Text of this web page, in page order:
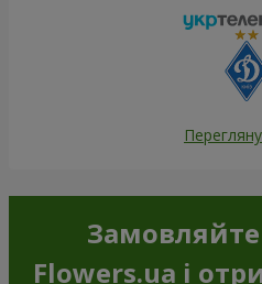
Flowers.ua і